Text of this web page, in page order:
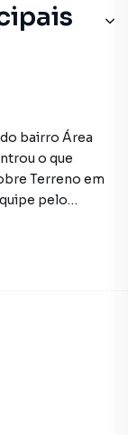
bairro Área
o que
Terreno em
pelo
regiões de
para